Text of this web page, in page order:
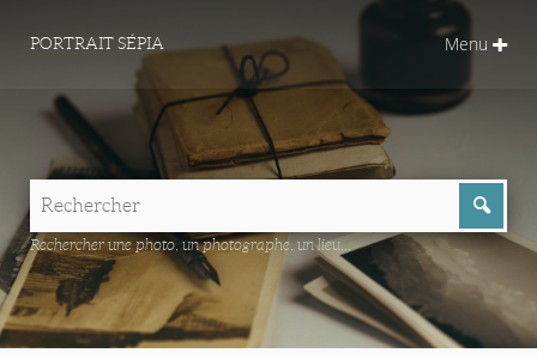
PORTRAIT SÉPIA Menu
Rechercher une photo, un photographe, un lieu...